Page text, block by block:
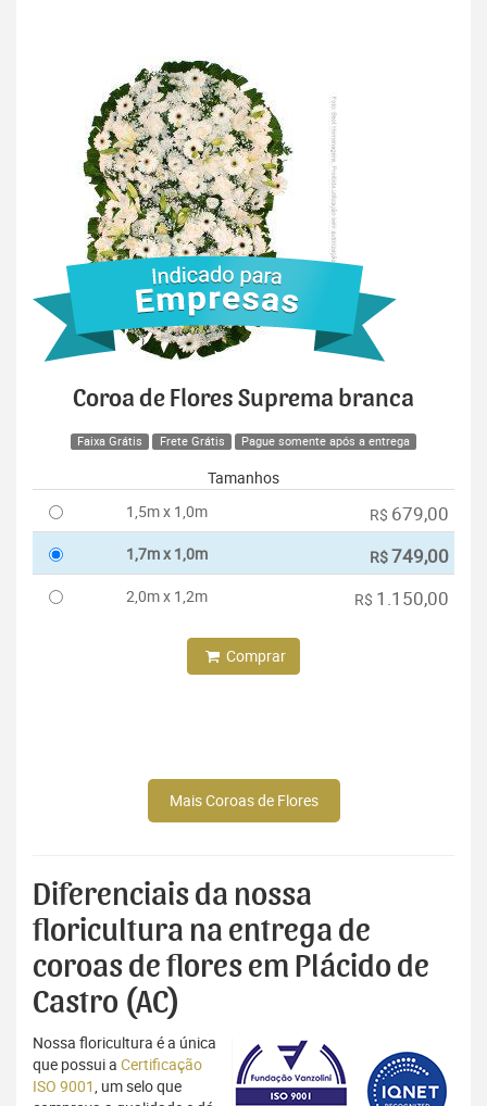
Coroa de Flores Suprema branca
Faixa Grátis Frete Grátis Pague somente após a entrega
Tamanhos
1,5m x 1,0m
R$ 679,00
1,7m x 1,0m R$749,00
2,0m x 1,2m R$ 1.150,00
Comprar
Mais Coroas de Flores
Diferenciais da nossa
floricultura na entrega de
coroas de flores em Plácido de
Castro (AC)
Nossa floricultura é a única
que possui a Certificação
ISO 9001, um selo que